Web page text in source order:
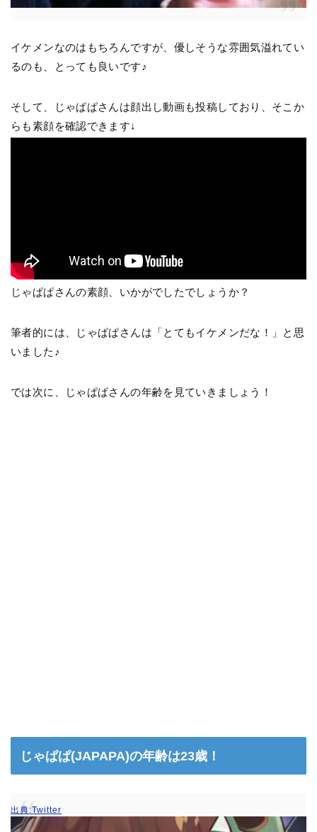
イケメンなのはもちろんですが、優しそうな雰囲気溢れてい
るのも、とっても良いです♪
そして、じゃぱぱさんは顔出し動画も投稿しており、そこか
らも素顔を確認できます↓
じゃぱぱさんの素顔、いかがでしたでしょうか？
筆者的には、じゃぱぱさんは「とてもイケメンだな！」と思
いました♪
では次に、じゃぱぱさんの年齢を見ていきましょう！
じゃぱぱ(JAPAPA)の年齢は23歳！
出典:Twitter